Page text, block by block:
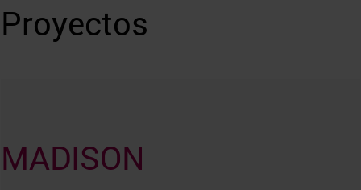
Proyectos
MADISON